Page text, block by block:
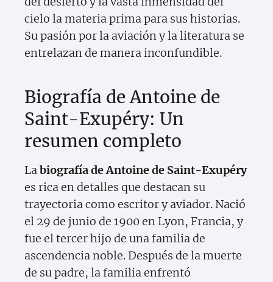
cielo la materia prima para sus historias.
Su pasión por la aviación y la literatura se
entrelazan de manera inconfundible.
Biografía de Antoine de
Saint-Exupéry: Un
resumen completo
Labiografía de Antoine de Saint-Exupéry
es rica en detalles que destacan su
trayectoria como escritor y aviador. Nació
el 29 de junio de 1900 en Lyon, Francia, y
fue el tercer hijo de una familia de
ascendencia noble. Después de la muerte
de su padre, la familia enfrentó